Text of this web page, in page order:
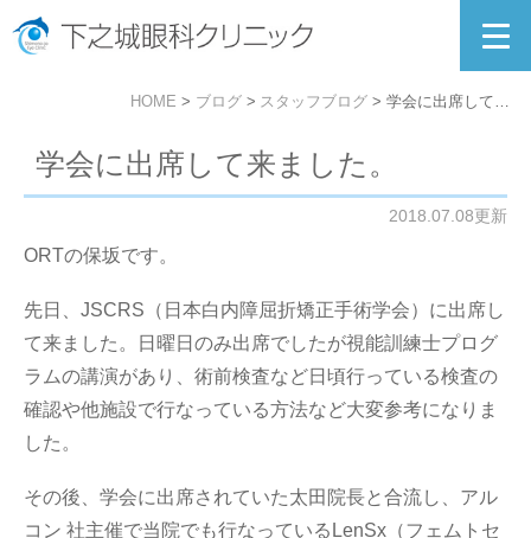
HOME ブログ スタッフブログ 学会に出席して来ました。
学会に出席して来ました。
2018.07.08更新
ORTの保坂です。
先日、JSCRS（日本白内障屈折矯正手術学会）に出席し
て来ました。日曜日のみ出席でしたが視能訓練士プログ
ラムの講演があり、術前検査など日頃行っている検査の
確認や他施設で行なっている方法など大変参考になりま
した。
その後、学会に出席されていた太田院長と合流し、アル
コン 社主催で当院でも行なっているLenSx（フェムトセ